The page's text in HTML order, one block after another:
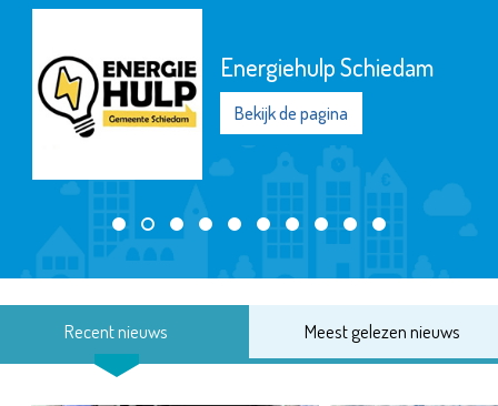
Energiehulp Schiedam
Bekijk de pagina
Recent nieuws Meest gelezen nieuws